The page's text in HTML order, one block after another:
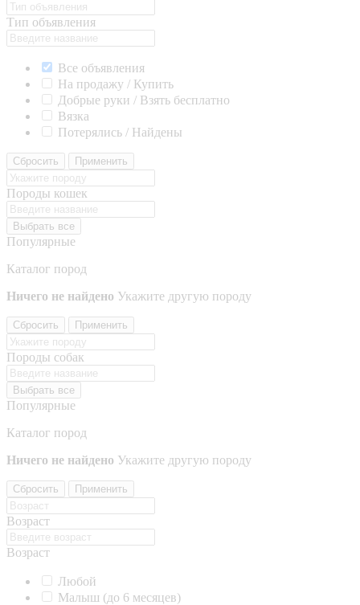
Тип объявления
Все объявления
На продажу / Купить
Добрые руки / Взять бесплатно
Вязка
Потерялись / Найдены
Сбросить Применить
Породы кошек
Выбрать все
Популярные
Каталог пород
Ничего не найдено Укажите другую породу
Сбросить Применить
Породы собак
Выбрать все
Популярные
Каталог пород
Ничего не найдено Укажите другую породу
Сбросить Применить
Возраст
Возраст
Любой
Малыш (до 6 месяцев)